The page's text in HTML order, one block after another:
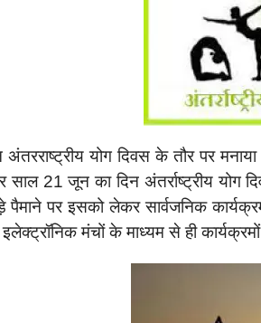
योग दिवस के तौर पर
21 जून का दिन अंतर्राष्ट्रीय योग
पैमाने पर इसको लेकर सार्वजनिक
मंचों के माध्यम से ही